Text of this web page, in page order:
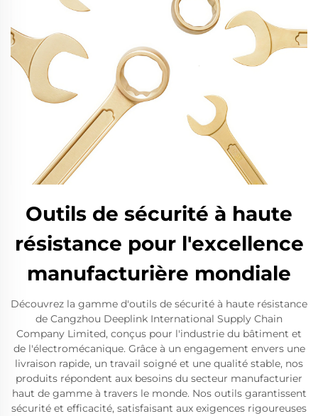
Outils de sécurité à haute
résistance pour l'excellence
manufacturière mondiale
Découvrez la gamme d'outils de sécurité à haute résistance
de Cangzhou Deeplink International Supply Chain
Company Limited, conçus pour l'industrie du bâtiment et
de l'électromécanique. Grâce à un engagement envers une
livraison rapide, un travail soigné et une qualité stable, nos
produits répondent aux besoins du secteur manufacturier
haut de gamme à travers le monde. Nos outils garantissent
sécurité et efficacité, satisfaisant aux exigences rigoureuses